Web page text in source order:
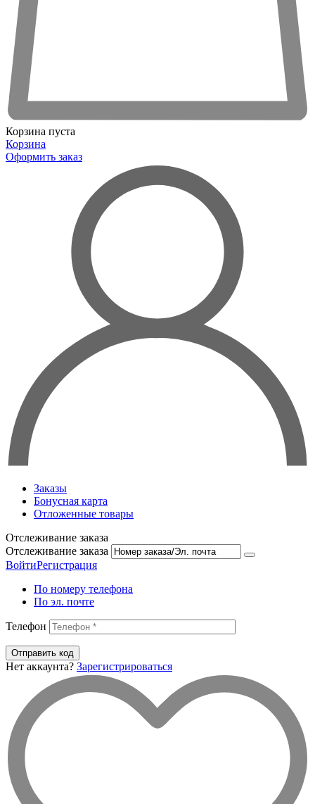
Корзина пуста
Корзина
Оформить заказ
Заказы
Бонусная карта
Отложенные товары
Отслеживание заказа
Отслеживание заказа
ВойтиРегистрация
По номеру телефона
По эл. почте
Телефон
Отправить код
Нет аккаунта? Зарегистрироваться